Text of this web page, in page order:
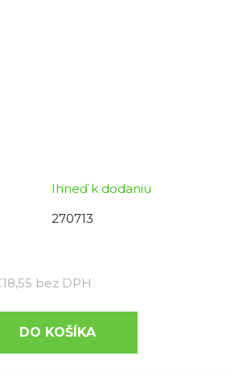
Ihneď k dodaniu
270713
bez DPH
DO KOŠÍKA